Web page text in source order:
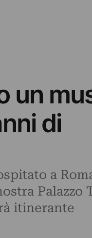
un
di
a
Palazzo
itinerante